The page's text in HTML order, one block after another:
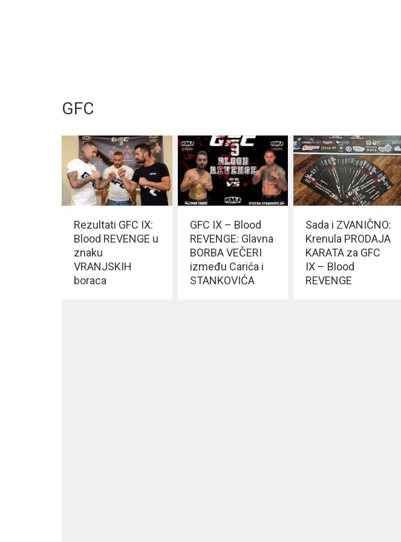
GFC
Rezultati GFC IX:
Blood REVENGE u
znaku
VRANJSKIH
boraca
GFC IX – Blood
REVENGE: Glavna
BORBA VEČERI
između Carića i
STANKOVIĆA
Sada i ZVANIČNO:
Krenula PRODAJA
KARATA za GFC
IX – Blood
REVENGE